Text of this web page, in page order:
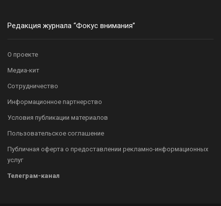
Редакция журнала “Фокус внимания”
О проекте
Медиа-кит
Сотрудничество
Информационное партнерство
Условия публикации материалов
Пользовательское соглашение
Публичная оферта о предоставлении рекламно-информационных
услуг
Телеграм-канал